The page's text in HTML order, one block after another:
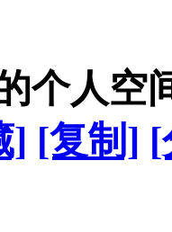
个人空
] [复制] [